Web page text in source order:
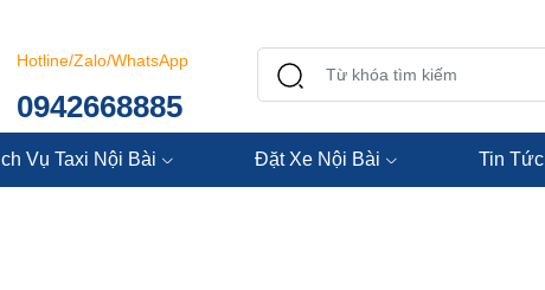
Hotline/Zalo/WhatsApp
0942668885
Vụ Taxi Nội Bài Đặt Xe Nội Bài Tin Tức